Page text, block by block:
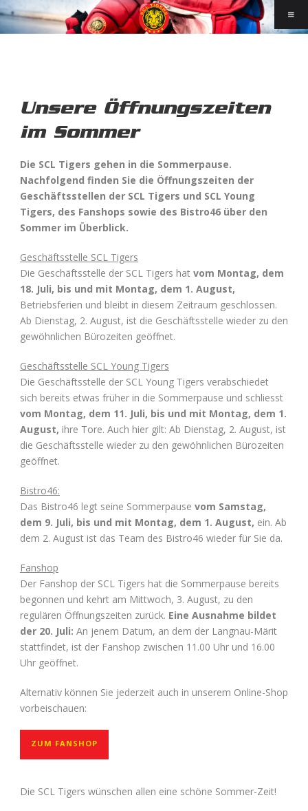
Unsere Öffnungszeiten
im Sommer
Die SCL Tigers gehen in die Sommerpause.
Nachfolgend finden Sie die Öffnungszeiten der
Geschäftsstellen der SCL Tigers und SCL Young
Tigers, des Fanshops sowie des Bistro46 über den
Sommer im Überblick.
Geschäftsstelle SCL Tigers
Die Geschäftsstelle der SCL Tigers hat vom Montag, dem
18. Juli, bis und mit Montag, dem 1. August,
Betriebsferien und bleibt in diesem Zeitraum geschlossen.
Ab Dienstag, 2. August, ist die Geschäftsstelle wieder zu den
gewöhnlichen Bürozeiten geöffnet.
Geschäftsstelle SCL Young Tigers
Die Geschäftsstelle der SCL Young Tigers verabschiedet
sich bereits etwas früher in die Sommerpause und schliesst
vom Montag, dem 11. Juli, bis und mit Montag, dem 1.
August, ihre Tore. Auch hier gilt: Ab Dienstag, 2. August, ist
die Geschäftsstelle wieder zu den gewöhnlichen Bürozeiten
geöffnet.
Bistro46:
Das Bistro46 legt seine Sommerpause vom Samstag,
dem 9. Juli, bis und mit Montag, dem 1. August, ein. Ab
dem 2. August ist das Team des Bistro46 wieder für Sie da.
Fanshop
Der Fanshop der SCL Tigers hat die Sommerpause bereits
begonnen und kehrt am Mittwoch, 3. August, zu den
regulären Öffnungszeiten zurück. Eine Ausnahme bildet
der 20. Juli: An jenem Datum, an dem der Langnau-Märit
stattfindet, ist der Fanshop zwischen 11.00 Uhr und 16.00
Uhr geöffnet.
Alternativ können Sie jederzeit auch in unserem Online-Shop
vorbeischauen:
ZUM FANSHOP
Die SCL Tigers wünschen allen eine schöne Sommer-Zeit!